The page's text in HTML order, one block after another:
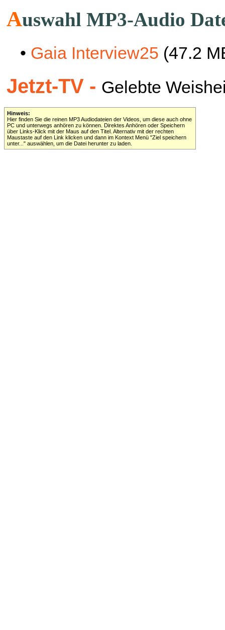
Auswahl MP3-Audio
• Gaia Interview25 (47.2
Jetzt-TV - Gelebte
Hinweis:
Hier finden Sie die reinen MP3 Audiodateien der Videos, um diese auch ohne
PC und unterwegs anhören zu können. Direktes Anhören oder Speichern
über Links-Klick mit der Maus auf den Titel. Alternativ mit der rechten
Maustaste auf den Link klicken und dann im Kontext Menü "Ziel speichern
unter..." auswählen, um die Datei herunter zu laden.